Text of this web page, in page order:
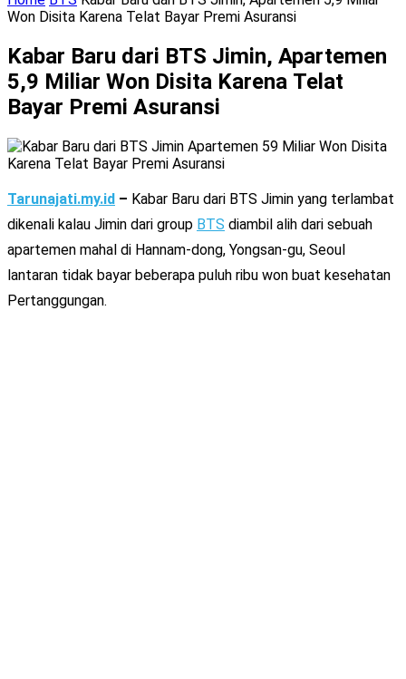
Won Disita Karena Telat Bayar Premi Asuransi
Kabar Baru dari BTS Jimin, Apartemen
5,9 Miliar Won Disita Karena Telat
Bayar Premi Asuransi
Tarunajati.my.id – Kabar Baru dari BTS Jimin yang terlambat
dikenali kalau Jimin dari group BTS diambil alih dari sebuah
apartemen mahal di Hannam-dong, Yongsan-gu, Seoul
lantaran tidak bayar beberapa puluh ribu won buat kesehatan
Pertanggungan.